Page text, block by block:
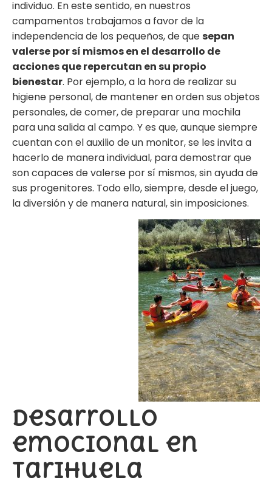
individuo. En este sentido, en nuestros
campamentos trabajamos a favor de la
independencia de los pequeños, de quesepan
valerse por sí mismos en el desarrollo de
acciones que repercutan en su propio
bienestar. Por ejemplo, a la hora de realizar su
higiene personal, de mantener en orden sus objetos
personales, de comer, de preparar una mochila
para una salida al campo. Y es que, aunque siempre
cuentan con el auxilio de un monitor, se les invita a
hacerlo de manera individual, para demostrar que
son capaces de valerse por sí mismos, sin ayuda de
sus progenitores. Todo ello, siempre,desde el juego,
la diversión y de manera natural, sin imposiciones.
Desarrollo
emocional en
Tarihuela